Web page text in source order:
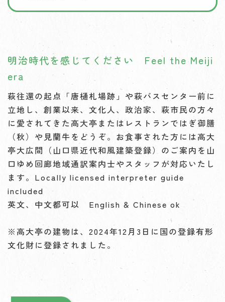
明治時代を感じてください Feel the Meiji
era
萩往還の起点「唐樋札場跡」や萩バスセンター前に
立地し、創業以来、文化人、政治家、萩市民の方々
に愛されてきた高大亭またはレストランではぎ御膳
（秋）や見蘭牛をどうぞ。お食事された方には高大
亭大広間（山口県近代和風建築登録）のご案内を山
口ゆめ回廊地域通訳案内士やスタッフが対応いたし
ます。Locally licensed interpreter guide
included
英文、中文都可以 English & Chinese ok
※高大亭の建物は、2024年12月3日に国の登録有形
文化財に登録されました。